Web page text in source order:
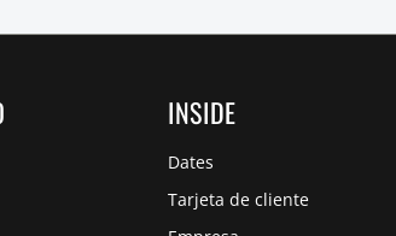
INSIDE
Dates
Tarjeta de cliente